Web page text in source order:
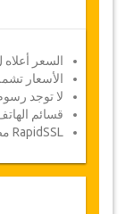
السعر أعلاه ل17
الأسعار
لا توجد
قسائم
RapidSSL مضمونة الدفع 100٪بواسطة